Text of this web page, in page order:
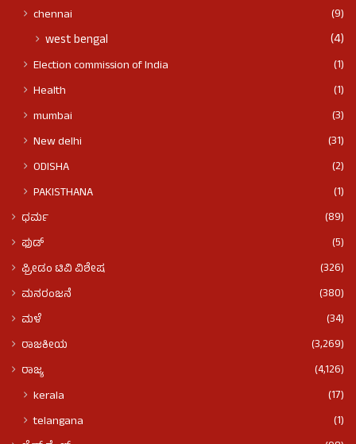
chennai
(9)
west bengal (4)
Election commission of India
(1)
Health
(1)
mumbai
(3)
New delhi
(31)
ODISHA
(2)
PAKISTHANA
(1)
ಧರ್ಮ
(89)
ಫುಡ್​​
(5)
ಫ್ರೀಡಂ ಟಿವಿ ವಿಶೇಷ
(326)
ಮನರಂಜನೆ
(380)
ಮಳೆ
(34)
ರಾಜಕೀಯ
(3,269)
ರಾಜ್ಯ
(4,126)
kerala
(17)
telangana
(1)